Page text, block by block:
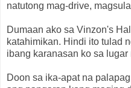
natutong mag-drive,
Dumaan ako sa Vinzon's
katahimikan. Hindi ito tulad
ibang karanasan ko sa lugar
Doon sa ika-apat na